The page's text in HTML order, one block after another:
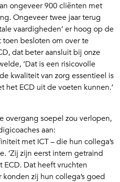
ongeveer 900 cliënten met
Ongeveer twee jaar terug
vaardigheden’ er hoog op de
toen besloten om over te
dat beter aansluit bij onze
‘Dat is een risicovolle
kwaliteit van zorg essentieel is
het ECD uit de voeten kunnen.’
overgang soepel zou verlopen,
aan:
met ICT – die hun collega’s
‘Zij zijn eerst intern getraind
ECD. Dat heeft vruchten
zij hun collega’s goed